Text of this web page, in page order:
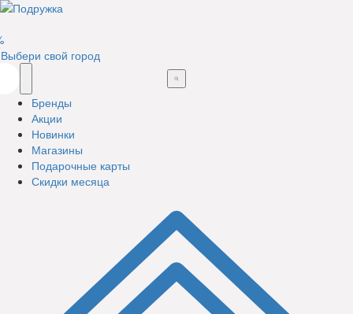
Выбери свой город
Бренды
Акции
Новинки
Магазины
Подарочные карты
Скидки месяца